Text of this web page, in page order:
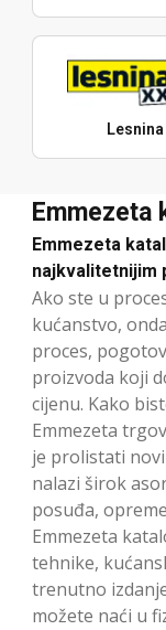
Lesnina
Emmezeta
Emmezeta
najkvalitetnijim
Ako ste u
kućanstvo,
proces,
proizvoda koji
cijenu. Kako
Emmezeta
je prolistati
nalazi širok
posuđa,
Emmezeta
tehnike,
trenutno
možete naći u